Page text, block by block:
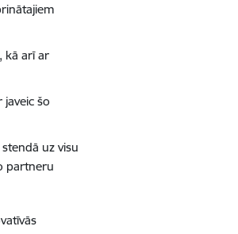
kā arī ar
šo
uz visu
partneru